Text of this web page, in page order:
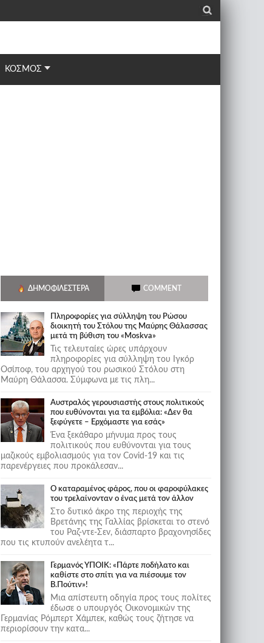
_
ΚΟΣΜΟΣ
ΔΗΜΟΦΙΛΈΣΤΕΡΑ COMMENT
Πληροφορίες για σύλληψη του Ρώσου
διοικητή του Στόλου της Mαύρης Θάλασσας
μετά τη βύθιση του «Moskva»
Τις τελευταίες ώρες υπάρχουν
πληροφορίες για σύλληψη του Ιγκόρ
Οσίποφ, του αρχηγού του ρωσικού Στόλου στη
Μαύρη Θάλασσα. Σύμφωνα με τις πλη...
Αυστραλός γερουσιαστής στους πολιτικούς
που ευθύνονται για τα εμβόλια: «Δεν θα
ξεφύγετε – Ερχόμαστε για εσάς»
Ένα ξεκάθαρο μήνυμα προς τους
πολιτικούς που ευθύνονται για τους
μαζικούς εμβολιασμούς για τον Covid-19 και τις
παρενέργειες που προκάλεσαν...
Ο καταραμένος φάρος, που οι φαροφύλακες
του τρελαίνονταν ο ένας μετά τον άλλον
Στο δυτικό άκρο της περιοχής της
Βρετάνης της Γαλλίας βρίσκεται το στενό
του Ραζ-ντε-Σεν, διάσπαρτο βραχονησίδες
που τις κτυπούν ανελέητα τ...
Γερμανός ΥΠΟΙΚ: «Πάρτε ποδήλατο και
καθίστε στο σπίτι για να πιέσουμε τον
Β.Πούτιν»!
Μια απίστευτη οδηγία προς τους πολίτες
έδωσε ο υπουργός Οικονομικών της
Γερμανίας Ρόμπερτ Χάμπεκ, καθώς τους ζήτησε να
περιορίσουν την κατα...